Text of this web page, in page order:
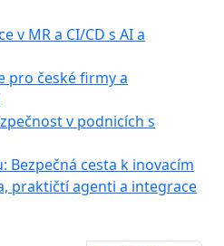
v MR a CI/CD s AI a
pro české firmy a
v podnicích s
Bezpečná cesta k inovacím
praktičtí agenti a integrace